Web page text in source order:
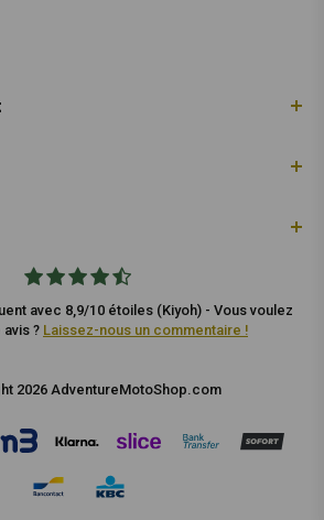
avec 8,9/10 étoiles (Kiyoh) - Vous voulez
? Laissez-nous un commentaire !
2026 AdventureMotoShop.com